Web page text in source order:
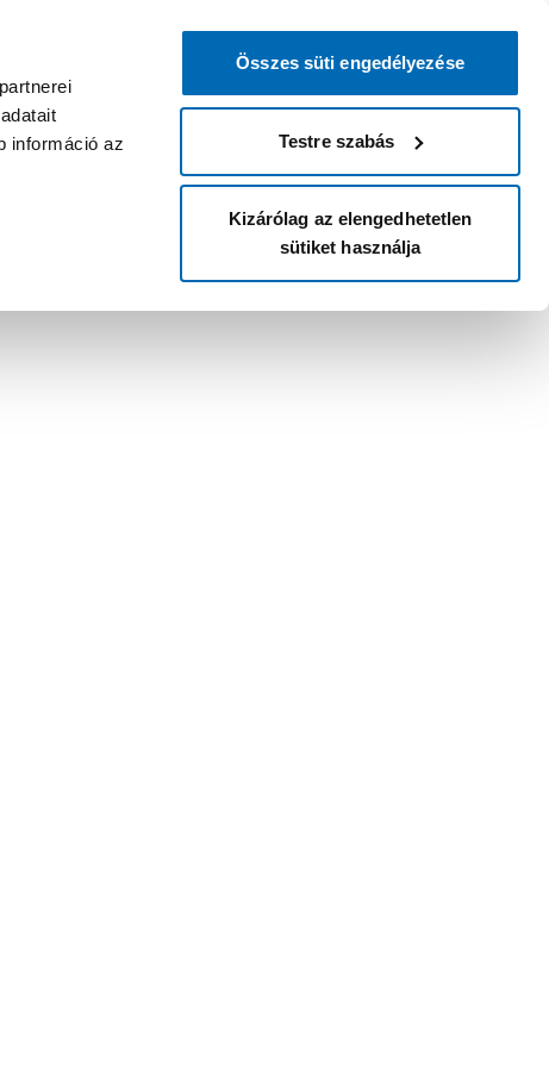
információ az
Összes süti engedélyezése
Testre szabás
Kizárólag az elengedhetetlen
sütiket használja